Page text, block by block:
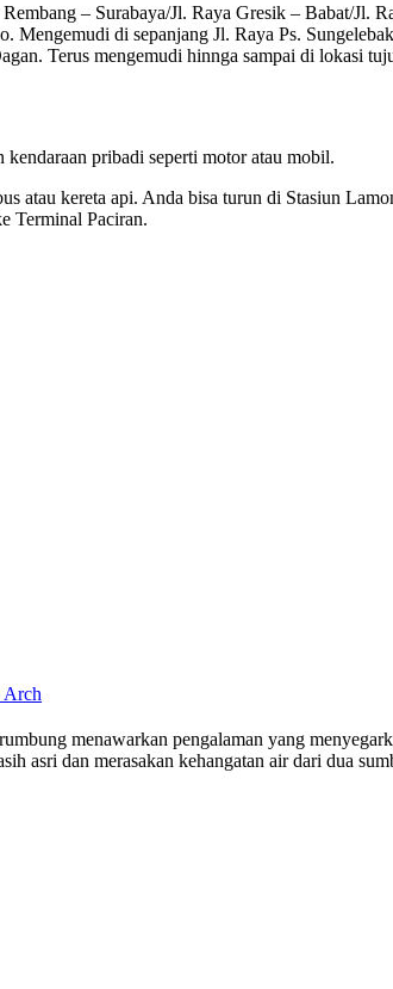
– Surabaya/Jl. Raya Gresik – Babat/Jl.
Mengemudi di sepanjang Jl. Raya Ps. Sungelebak
Terus mengemudi hinnga sampai di lokasi
pribadi seperti motor atau mobil.
atau kereta api. Anda bisa turun di Stasiun
Terminal Paciran.
Arch
menawarkan pengalaman yang
asri dan merasakan kehangatan air dari dua